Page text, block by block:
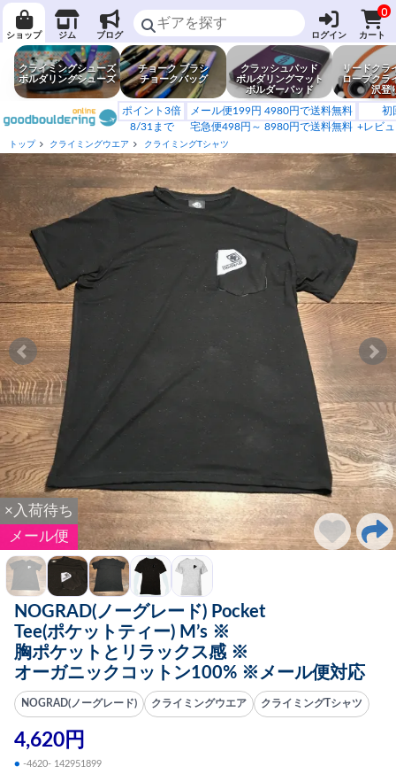
ショップ ジム ブログ ログイン
0
カート
クライミングシューズ
ボルダリングシューズ
チョーク ブラシ
チョークバッグ
クラッシュパッド
ボルダリングマット
ボルダーパッド
リードクラ
ロープクラ
沢登
ポイント3倍
8/31まで
メール便199円 4980円で送料無料
宅急便498円～ 8980円で送料無料
初
+レビ
トップ クライミングウエア クライミングTシャツ
×入荷待ち
メール便
NOGRAD(ノーグレード) Pocket
Tee(ポケットティー) M’s ※
胸ポケットとリラックス感 ※
オーガニックコットン100% ※メール便対応
NOGRAD(ノーグレード) クライミングウエア クライミングTシャツ
4,620円
● -4620- 142951899